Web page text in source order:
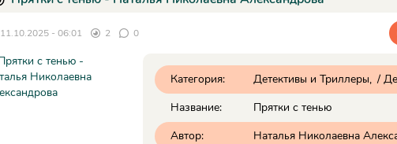
11.10.2025 - 06:01 2 0
Категория: Детективы и Триллеры /
Название:
Прятки с тенью
Автор:
Наталья Николаевна